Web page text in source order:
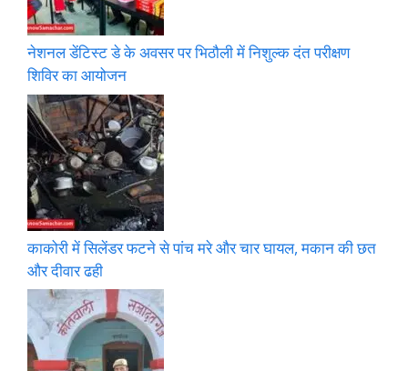
नेशनल डेंटिस्ट डे के अवसर पर भिठौली में निशुल्क दंत परीक्षण
शिविर का आयोजन
काकोरी में सिलेंडर फटने से पांच मरे और चार घायल, मकान की छत
और दीवार ढही